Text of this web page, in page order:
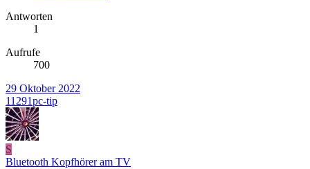
Antworten
1
Aufrufe
700
29 Oktober 2022
11291pc-tip
S
Bluetooth Kopfhörer am TV